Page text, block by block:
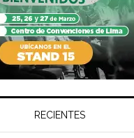
RECIENTES